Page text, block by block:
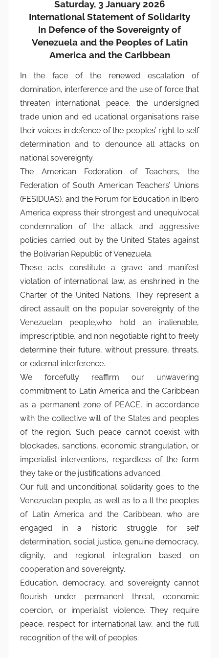
Saturday, 3 January 2026
International Statement of Solidarity
In Defence of the Sovereignty of
Venezuela and the Peoples of Latin
America and the Caribbean
In the face of the renewed escalation of
domination, interference and the use of force that
threaten international peace, the undersigned
trade union and ed ucational organisations raise
their voices in defence of the peoples’ right to self
determination and to denounce all attacks on
national sovereignty.
The American Federation of Teachers, the
Federation of South American Teachers’ Unions
(FESIDUAS), and the Forum for Education in Ibero
America express their strongest and unequivocal
condemnation of the attack and aggressive
policies carried out by the United States against
the Bolivarian Republic of Venezuela.
These acts constitute a grave and manifest
violation of international law, as enshrined in the
Charter of the United Nations. They represent a
direct assault on the popular sovereignty of the
Venezuelan people,who hold an inalienable,
imprescriptible, and non negotiable right to freely
determine their future, without pressure, threats,
or external interference.
We forcefully reaffirm our unwavering
commitment to Latin America and the Caribbean
as a permanent zone of PEACE, in accordance
with the collective will of the States and peoples
of the region. Such peace cannot coexist with
blockades, sanctions, economic strangulation, or
imperialist interventions, regardless of the form
they take or the justifications advanced.
Our full and unconditional solidarity goes to the
Venezuelan people, as well as to a ll the peoples
of Latin America and the Caribbean, who are
engaged in a historic struggle for self
determination, social justice, genuine democracy,
dignity, and regional integration based on
cooperation and sovereignty.
Education, democracy, and sovereignty cannot
flourish under permanent threat, economic
coercion, or imperialist violence. They require
peace, respect for international law, and the full
recognition of the will of peoples.